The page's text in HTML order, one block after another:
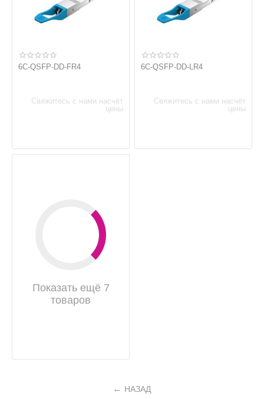
6C-QSFP-DD-FR4
Свяжитесь с нами насчёт
цены
6C-QSFP-DD-LR4
Свяжитесь с нами насчёт
цены
Показать ещё 7
товаров
НАЗАД